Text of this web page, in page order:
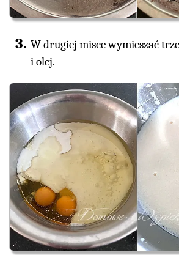
W drugiej misce wymieszać
i olej.